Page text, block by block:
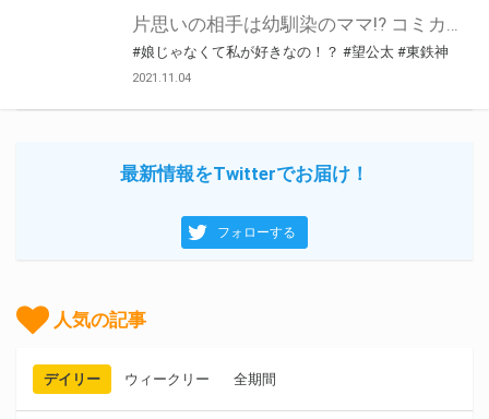
#娘じゃなくて私が好きなの！？ #望公太 #東鉄神
2021.11.04
最新情報をTwitterでお届け！
フォローする
人気の記事
デイリー ウィークリー 全期間